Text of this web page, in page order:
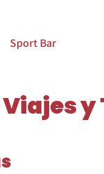
Sport Bar
y